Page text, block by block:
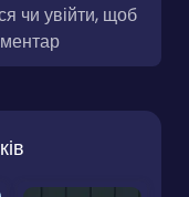
чи увійти, щоб